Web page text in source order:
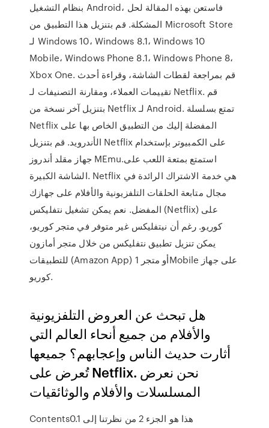
بنظام التشغيل Android، فاستعن بهذه المقالة لحل
المشكلة. قم بتنزيل هذا التطبيق من Microsoft Store
لـ Windows 10، Windows 8.1، Windows 10
Mobile، Windows Phone 8.1، Windows Phone 8،
Xbox One. قم بمراجعة لقطات الشاشة، وقراءة أحدث
تقييمات العملاء، ومقارنة التصنيفات لـ Netflix. قم
بتنزيل آخر نسخة من Netflix لـ Android. تمتع بسلسلة
Netflix المفضلة إليك من التطبيق الخاص بها على
الأندرويد. قم بتنزيل Netflix على الكمبيوتر بإستخدام
جهاز مقلد أندروز MEmu.استمتع بمتعة اللعب على
الشاشة الكبيرة. Netflix هي خدمة الاشتراك الرائدة في
مجال متابعة الحلقات التلفزيونية والأفلام على جهازك
المفضل. نعم يمكن تشغيل نتفليكس (Netflix) على
كوريو. رغم أن نيتفليكس غير متوفر في متجر كوريو،
يمكن تنزيل تطبيق نتفليكس من خلال متجر أمازون
للتطبيقات (Amazon App) أو متجر 1Mobile على جهاز
كوريو.
هل تبحث عن العروض التلفزيونية
والأفلام من جميع أنحاء العالم التي
أثارت حديث الناس وإعجابهم؟ جميعها
تُعرض على Netflix. نحن نعرض
Contents0.1 هذا هو الجزء 2 من نظرتنا إلى